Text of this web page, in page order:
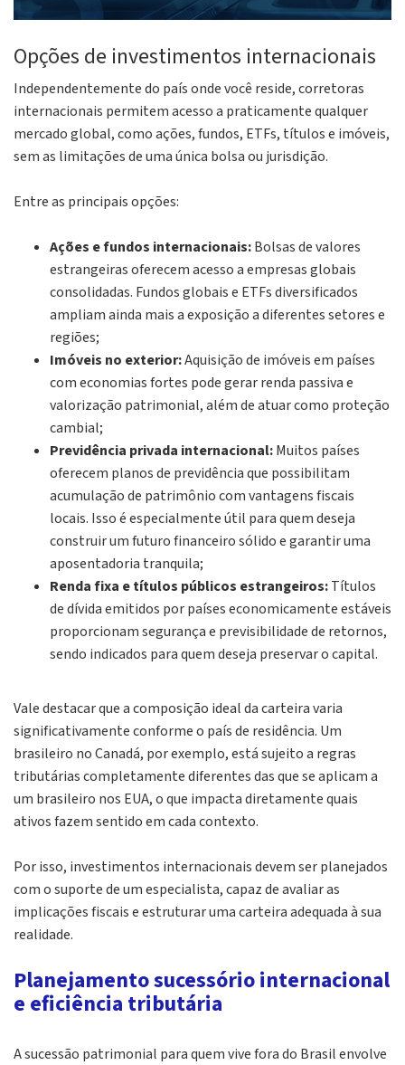
Opções de investimentos internacionais
Independentemente do país onde você reside, corretoras
internacionais permitem acesso a praticamente qualquer
mercado global, como ações, fundos, ETFs, títulos e imóveis,
sem as limitações de uma única bolsa ou jurisdição.
Entre as principais opções:
Ações e fundos internacionais:Bolsas de valores
estrangeiras oferecem acesso a empresas globais
consolidadas. Fundos globais e ETFs diversificados
ampliam ainda mais a exposição a diferentes setores e
regiões;
Imóveis no exterior:Aquisição de imóveis em países
com economias fortes pode gerar renda passiva e
valorização patrimonial, além de atuar como proteção
cambial;
Previdência privada internacional:Muitos países
oferecem planos de previdência que possibilitam
acumulação de patrimônio com vantagens fiscais
locais. Isso é especialmente útil para quem deseja
construir um futuro financeiro sólido e garantir uma
aposentadoria tranquila;
Renda fixa e títulos públicos estrangeiros:Títulos
de dívida emitidos por países economicamente estáveis
proporcionam segurança e previsibilidade de retornos,
sendo indicados para quem deseja preservar o capital.
Vale destacar que a composição ideal da carteira varia
significativamente conforme o país de residência. Um
brasileiro no Canadá, por exemplo, está sujeito a regras
tributárias completamente diferentes das que se aplicam a
um brasileiro nos EUA, o que impacta diretamente quais
ativos fazem sentido em cada contexto.
Por isso, investimentos internacionais devem ser planejados
com o suporte de um especialista, capaz de avaliar as
implicações fiscais e estruturar uma carteira adequada à sua
realidade.
Planejamento sucessório internacional
e eficiência tributária
A sucessão patrimonial para quem vive fora do Brasil envolve